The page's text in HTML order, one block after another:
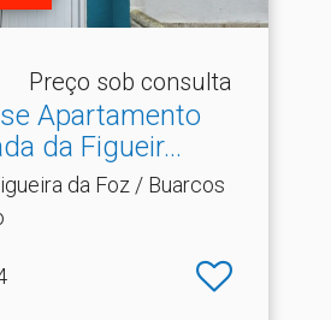
Preço sob consulta
Apartamento
da Figueir.​..
da Foz / Buarcos